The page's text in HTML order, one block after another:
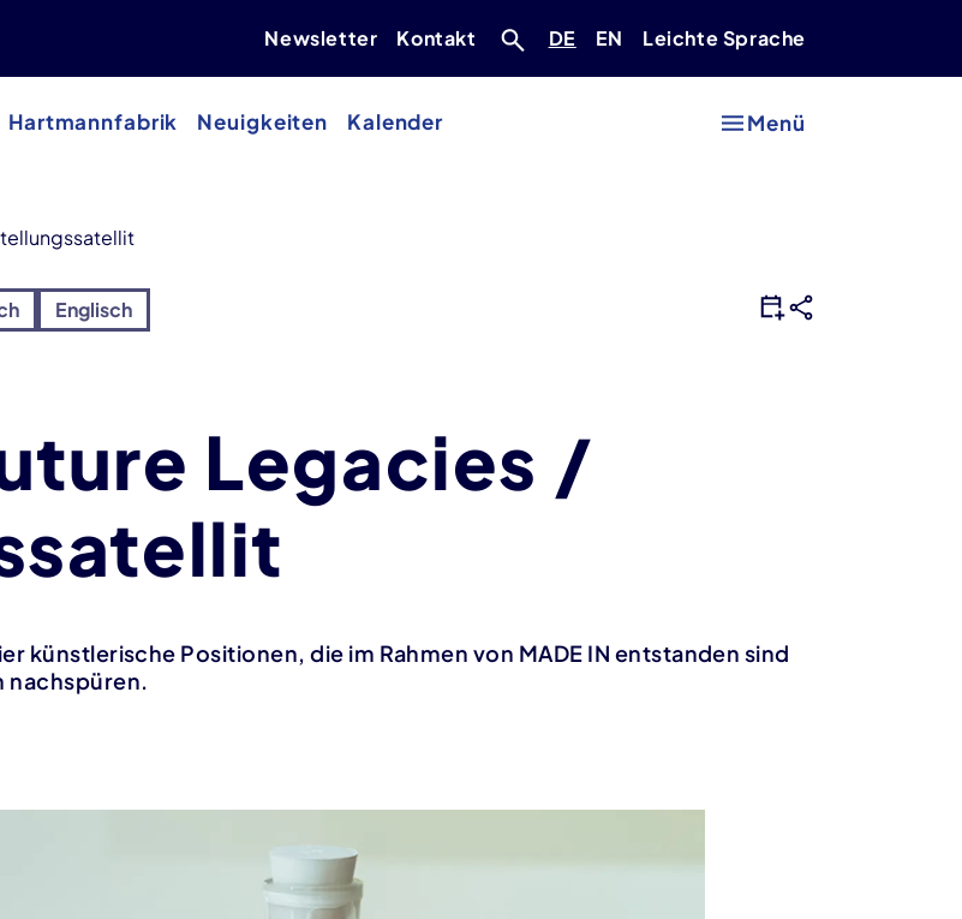
Newsletter Kontakt Deutsch
DE Englisch
EN Leichte Sprache
Hartmannfabrik Neuigkeiten Kalender Menü
Englisch
Legacies /
künstlerische Positionen, die im Rahmen von MADE IN entstanden sind
nachspüren.